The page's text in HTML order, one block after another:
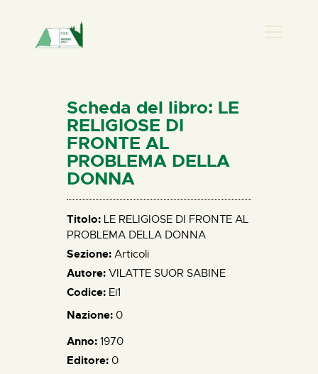
HOME
CHI SIAMO
NEWS
PERCORSI
BIBLIOTECA
ELISA SALERNO
CONTATTI
Scheda del libro: LE
RELIGIOSE DI
FRONTE AL
PROBLEMA DELLA
DONNA
Titolo: LE RELIGIOSE DI FRONTE AL
PROBLEMA DELLA DONNA
Sezione: Articoli
Autore: VILATTE SUOR SABINE
Codice: Ei1
Nazione: 0
Anno: 1970
Editore: 0